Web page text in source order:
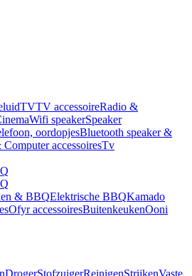
TVTV accessoireRadio &
Wifi speakerSpeaker
oordopjesBluetooth speaker &
accessoiresTv
& BBQElektrische BBQKamado
Ofyr accessoiresBuitenkeukenOoni
DrogerStofzuigerReinigenStrijkenVaste